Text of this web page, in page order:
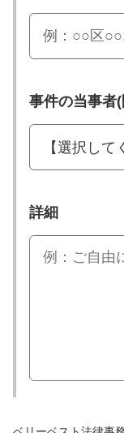
事件の当事者
詳細